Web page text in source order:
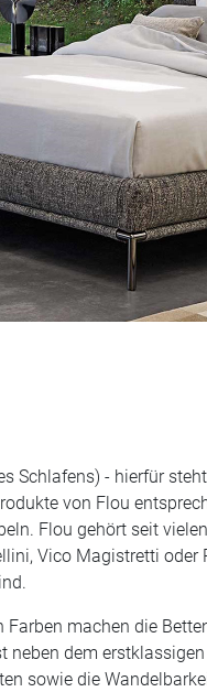
Schlafens) - hierfür
von Flou
Flou gehört seit
Vico Magistretti
machen die
neben dem
sowie die